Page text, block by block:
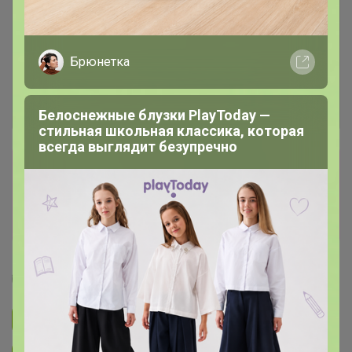
Сбор заказов в данной закупке
завершен
Перейти к текущей закупке
Селена
Подписаться на закупку 1.4K
Брюнетка
Белоснежные блузки PlayToday —
стильная школьная классика, которая
всегда выглядит безупречно